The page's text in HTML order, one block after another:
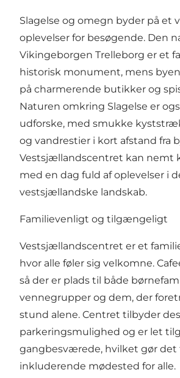
Slagelse og omegn byder på et
oplevelser for besøgende. Den
Vikingeborgen Trelleborg er et
historisk monument, mens
på charmerende butikker og
Naturen omkring Slagelse er
udforske, med smukke
og vandrestier i kort afstand fra
Vestsjællandscentret kan nemt
med en dag fuld af oplevelser i
vestsjællandske landskab.
Familievenligt og tilgængeligt
Vestsjællandscentret er et
hvor alle føler sig velkomne.
så der er plads til både
vennegrupper og dem, der
stund alene. Centret tilbyder
parkeringsmulighed og er let
gangbesværede, hvilket gør det
inkluderende mødested for alle.